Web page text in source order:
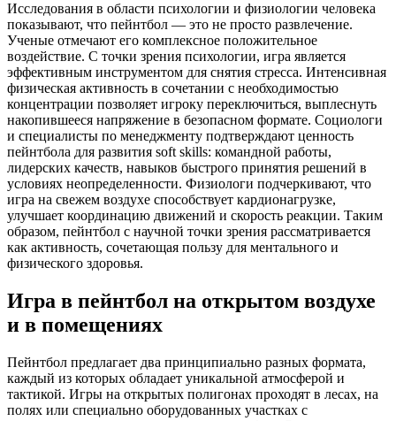
Исследования в области психологии и физиологии человека
показывают, что пейнтбол — это не просто развлечение.
Ученые отмечают его комплексное положительное
воздействие. С точки зрения психологии, игра является
эффективным инструментом для снятия стресса. Интенсивная
физическая активность в сочетании с необходимостью
концентрации позволяет игроку переключиться, выплеснуть
накопившееся напряжение в безопасном формате. Социологи
и специалисты по менеджменту подтверждают ценность
пейнтбола для развития soft skills: командной работы,
лидерских качеств, навыков быстрого принятия решений в
условиях неопределенности. Физиологи подчеркивают, что
игра на свежем воздухе способствует кардионагрузке,
улучшает координацию движений и скорость реакции. Таким
образом, пейнтбол с научной точки зрения рассматривается
как активность, сочетающая пользу для ментального и
физического здоровья.
Игра в пейнтбол на открытом воздухе
и в помещениях
Пейнтбол предлагает два принципиально разных формата,
каждый из которых обладает уникальной атмосферой и
тактикой. Игры на открытых полигонах проходят в лесах, на
полях или специально оборудованных участках с